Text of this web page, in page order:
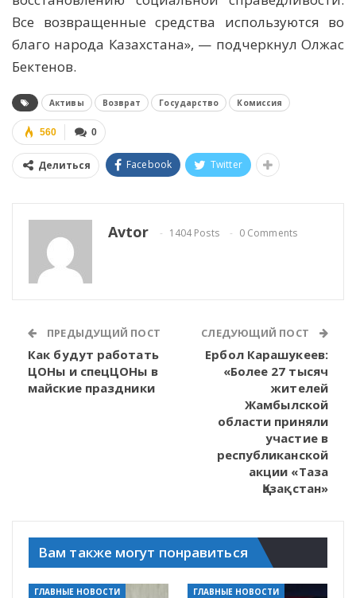
Все возвращенные средства используются во
благо народа Казахстана», — подчеркнул Олжас
Бектенов.
Активы Возврат Государство Комиссия
0
560
Делиться Facebook Twitter
Avtor 1404 Posts 0 Comments
ПРЕДЫДУЩИЙ ПОСТ
Как будут работать
ЦОНы и спецЦОНы в
майские праздники
СЛЕДУЮЩИЙ ПОСТ
Ербол Карашукеев:
«Более 27 тысяч
жителей
Жамбылской
области приняли
участие в
республиканской
акции «Таза
Қазақстан»
Вам также могут понравиться
ГЛАВНЫЕ НОВОСТИ ГЛАВНЫЕ НОВОСТИ